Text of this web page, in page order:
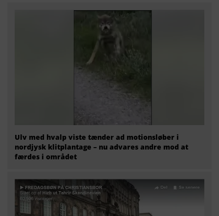
Ulv med hvalp viste tænder ad motionsløber i
nordjysk klitplantage – nu advares andre mod at
færdes i området